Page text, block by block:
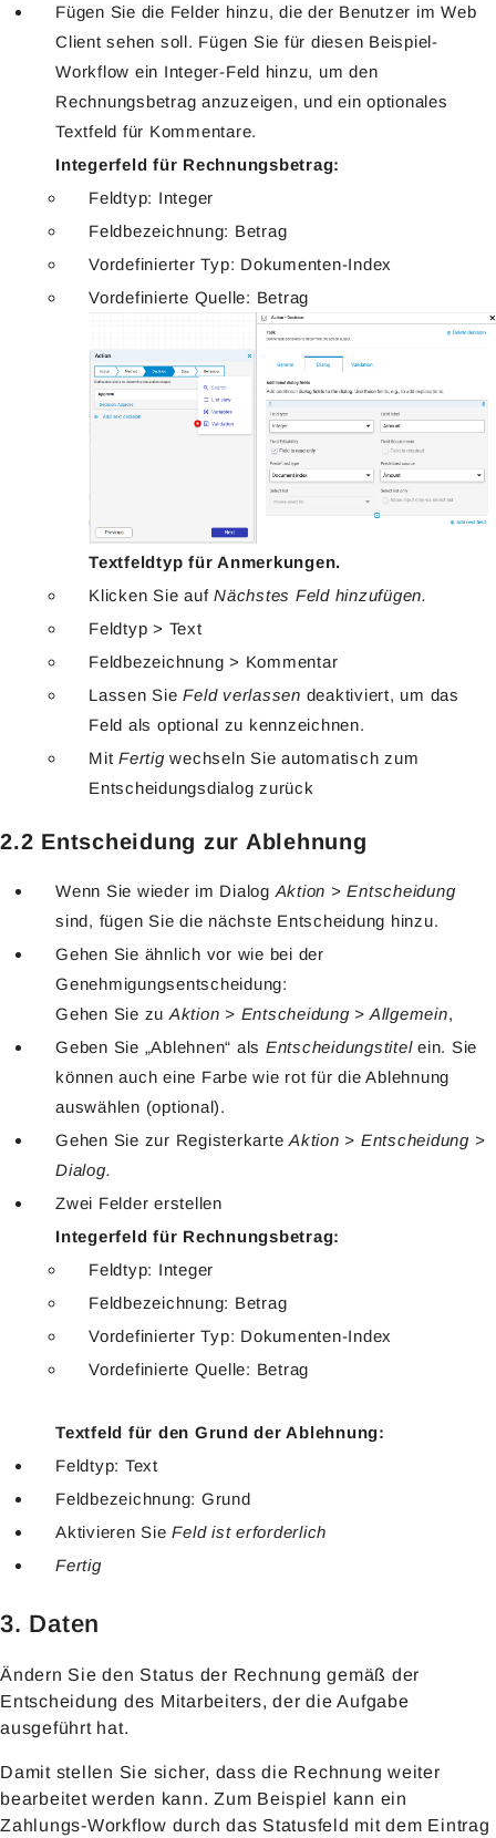
Fügen Sie die Felder hinzu, die der Benutzer im Web
Client sehen soll. Fügen Sie für diesen Beispiel-
Workflow ein Integer-Feld hinzu, um den
Rechnungsbetrag anzuzeigen, und ein optionales
Textfeld für Kommentare.
Integerfeld für Rechnungsbetrag:
Feldtyp: Integer
Feldbezeichnung: Betrag
Vordefinierter Typ: Dokumenten-Index
Vordefinierte Quelle: Betrag
Textfeldtyp für Anmerkungen.
Klicken Sie auf Nächstes Feld hinzufügen.
Feldtyp > Text
Feldbezeichnung > Kommentar
Lassen SieFeld verlassen deaktiviert, um das
Feld als optional zu kennzeichnen.
Mit Fertig wechseln Sie automatisch zum
Entscheidungsdialog zurück
2.2 Entscheidung zur Ablehnung
Wenn Sie wieder im Dialog Aktion > Entscheidung
sind, fügen Sie die nächste Entscheidung hinzu.
Gehen Sie ähnlich vor wie bei der
Genehmigungsentscheidung:
Gehen Sie zu Aktion > Entscheidung > Allgemein,
Geben Sie „Ablehnen“ als Entscheidungstitelein. Sie
können auch eine Farbe wie rot für die Ablehnung
auswählen (optional).
Gehen Sie zur Registerkarte Aktion > Entscheidung >
Dialog.
Zwei Felder erstellen
Integerfeld für Rechnungsbetrag:
Feldtyp: Integer
Feldbezeichnung: Betrag
Vordefinierter Typ: Dokumenten-Index
Vordefinierte Quelle: Betrag
Textfeld für den Grund der Ablehnung:
Feldtyp: Text
Feldbezeichnung: Grund
Aktivieren SieFeld ist erforderlich
Fertig
3. Daten
Ändern Sie den Status der Rechnung gemäß der
Entscheidung des Mitarbeiters, der die Aufgabe
ausgeführt hat.
Damit stellen Sie sicher, dass die Rechnung weiter
bearbeitet werden kann. Zum Beispiel kann ein
Zahlungs-Workflow durch das Statusfeld mit dem Eintrag